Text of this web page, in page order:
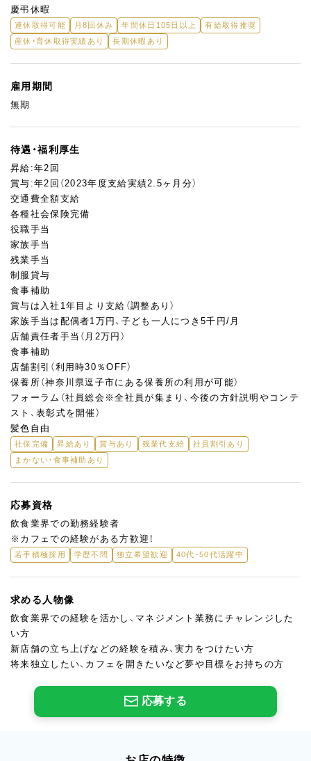
慶弔休暇
連休取得可能 月8回休み 年間休日105日以上
有給取得推奨
産休・育休取得実績あり
長期休暇あり
雇用期間
無期
待遇・福利厚生
昇給:年2回
賞与:年2回（2023年度支給実績2.5ヶ月分）
交通費全額支給
各種社会保険完備
役職手当
家族手当
残業手当
制服貸与
食事補助
賞与は入社1年目より支給（調整あり）
家族手当は配偶者1万円、子ども一人につき5千円/月
店舗責任者手当（月2万円）
食事補助
店舗割引（利用時30％OFF）
保養所（神奈川県逗子市にある保養所の利用が可能）
フォーラム（社員総会※全社員が集まり、今後の方針説明やコンテ
スト、表彰式を開催）
髪色自由
社保完備 昇給あり 賞与あり 残業代支給
社員割引あり
まかない・食事補助あり
応募資格
飲食業界での勤務経験者
※カフェでの経験がある方歓迎！
若手積極採用 学歴不問 独立希望歓迎 40代・50代活躍中
求める人物像
飲食業界での経験を活かし、マネジメント業務にチャレンジした
い方
新店舗の立ち上げなどの経験を積み、実力をつけたい方
将来独立したい、カフェを開きたいなど夢や目標をお持ちの方
応募する